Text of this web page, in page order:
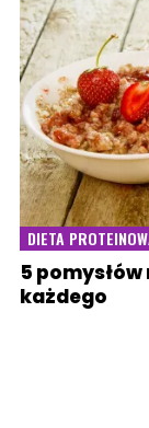
DIETA
5
każdego